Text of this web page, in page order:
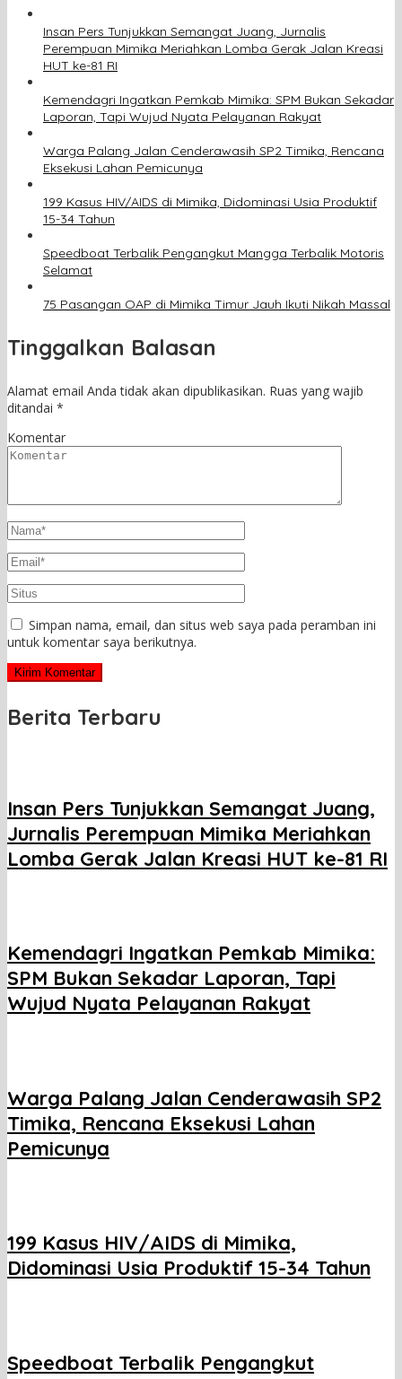
Insan Pers Tunjukkan Semangat Juang, Jurnalis
Perempuan Mimika Meriahkan Lomba Gerak Jalan Kreasi
HUT ke-81 RI
Kemendagri Ingatkan Pemkab Mimika: SPM Bukan Sekadar
Laporan, Tapi Wujud Nyata Pelayanan Rakyat
Warga Palang Jalan Cenderawasih SP2 Timika, Rencana
Eksekusi Lahan Pemicunya
199 Kasus HIV/AIDS di Mimika, Didominasi Usia Produktif
15-34 Tahun
Speedboat Terbalik Pengangkut Mangga Terbalik Motoris
Selamat
75 Pasangan OAP di Mimika Timur Jauh Ikuti Nikah Massal
Tinggalkan Balasan
Alamat email Anda tidak akan dipublikasikan. Ruas yang wajib
ditandai *
Komentar
Simpan nama, email, dan situs web saya pada peramban ini
untuk komentar saya berikutnya.
Berita Terbaru
Insan Pers Tunjukkan Semangat Juang,
Jurnalis Perempuan Mimika Meriahkan
Lomba Gerak Jalan Kreasi HUT ke-81 RI
Kemendagri Ingatkan Pemkab Mimika:
SPM Bukan Sekadar Laporan, Tapi
Wujud Nyata Pelayanan Rakyat
Warga Palang Jalan Cenderawasih SP2
Timika, Rencana Eksekusi Lahan
Pemicunya
199 Kasus HIV/AIDS di Mimika,
Didominasi Usia Produktif 15-34 Tahun
Speedboat Terbalik Pengangkut